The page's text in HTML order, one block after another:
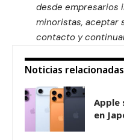
desde empresarios
minoristas, aceptar
contacto y
Noticias relacionadas
Apple
en